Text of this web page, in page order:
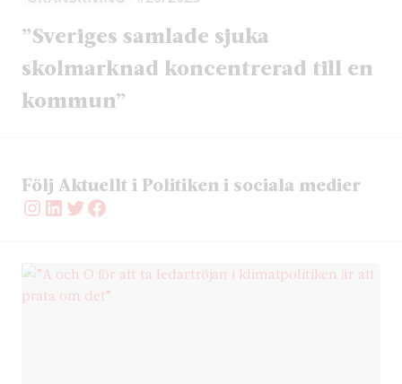
”Sveriges samlade sjuka
skolmarknad koncentrerad till en
kommun”
Följ Aktuellt i Politiken i sociala medier
Instagram
LinkedIn
Twitter
Facebook